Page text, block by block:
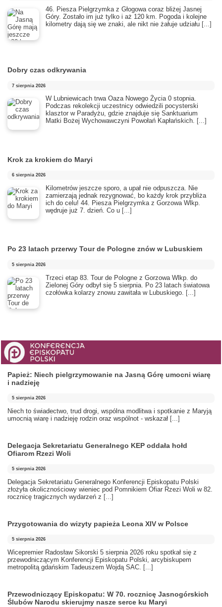
46. Piesza Pielgrzymka z Głogowa coraz bliżej Jasnej
Góry. Zostało im już tylko i aż 120 km. Pogoda i kolejne
kilometry dają się we znaki, ale nikt nie żałuje udziału [...]
Dobry czas odkrywania
7 sierpnia 2026
​W Lubniewicach trwa Oaza Nowego Życia 0 stopnia.
Podczas rekolekcji uczestnicy odwiedzili pocysterski
klasztor w Paradyżu, gdzie znajduje się Sanktuarium
Matki Bożej Wychowawczyni Powołań Kapłańskich. [...]
Krok za krokiem do Maryi
6 sierpnia 2026
Kilometrów jeszcze sporo, a upał nie odpuszcza. Nie
zamierzają jednak rezygnować, bo każdy krok przybliża
ich do celu! 44. Piesza Pielgrzymka z Gorzowa Wlkp.
wędruje już 7. dzień. Co u [...]
Po 23 latach przerwy Tour de Pologne znów w Lubuskiem
5 sierpnia 2026
Trzeci etap 83. Tour de Pologne z Gorzowa Wlkp. do
Zielonej Góry odbył się 5 sierpnia. Po 23 latach światowa
czołówka kolarzy znowu zawitała w Lubuskiego. [...]
Papież: Niech pielgrzymowanie na Jasną Górę umocni wiarę
i nadzieję
5 sierpnia 2026
Niech to świadectwo, trud drogi, wspólna modlitwa i spotkanie z Maryją
umocnią wiarę i nadzieję rodzin oraz wspólnot - wskazał [...]
Delegacja Sekretariatu Generalnego KEP oddała hołd
Ofiarom Rzezi Woli
5 sierpnia 2026
Delegacja Sekretariatu Generalnego Konferencji Episkopatu Polski
złożyła okolicznościowy wieniec pod Pomnikiem Ofiar Rzezi Woli w 82.
rocznicę tragicznych wydarzeń z [...]
Przygotowania do wizyty papieża Leona XIV w Polsce
5 sierpnia 2026
Wicepremier Radosław Sikorski 5 sierpnia 2026 roku spotkał się z
przewodniczącym Konferencji Episkopatu Polski, arcybiskupem
metropolitą gdańskim Tadeuszem Wojdą SAC. [...]
Przewodniczący Episkopatu: W 70. rocznicę Jasnogórskich
Ślubów Narodu skierujmy nasze serce ku Maryi